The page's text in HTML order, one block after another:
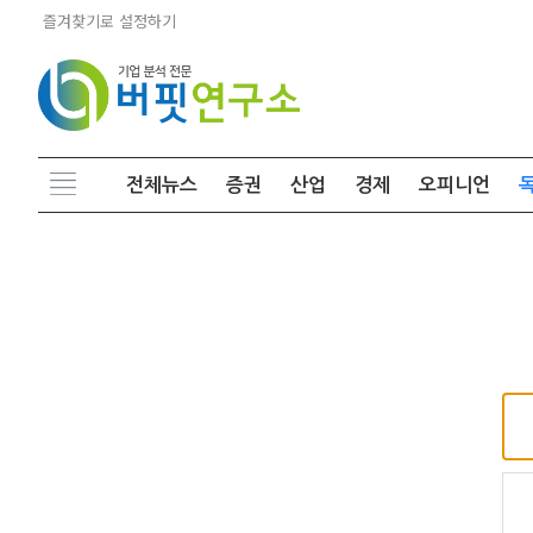
즐겨찾기로 설정하기
전체뉴스 증권 산업 경제 오피니언